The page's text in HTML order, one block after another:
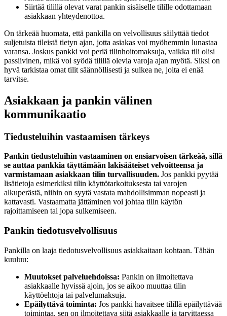
Siirtää tilillä olevat varat pankin sisäiselle tilille odottamaan
asiakkaan yhteydenottoa.
On tärkeää huomata, että pankilla on velvollisuus säilyttää tiedot
suljetuista tileistä tietyn ajan, jotta asiakas voi myöhemmin lunastaa
varansa. Joskus pankki voi periä tilinhoitomaksuja, vaikka tili olisi
passiivinen, mikä voi syödä tilillä olevia varoja ajan myötä. Siksi on
hyvä tarkistaa omat tilit säännöllisesti ja sulkea ne, joita ei enää
tarvitse.
Asiakkaan ja pankin välinen
kommunikaatio
Tiedusteluihin vastaamisen tärkeys
Pankin tiedusteluihin vastaaminen on ensiarvoisen tärkeää, sillä
se auttaa pankkia täyttämään lakisääteiset velvoitteensa ja
varmistamaan asiakkaan tilin turvallisuuden. Jos pankki pyytää
lisätietoja esimerkiksi tilin käyttötarkoituksesta tai varojen
alkuperästä, niihin on syytä vastata mahdollisimman nopeasti ja
kattavasti. Vastaamatta jättäminen voi johtaa tilin käytön
rajoittamiseen tai jopa sulkemiseen.
Pankin tiedotusvelvollisuus
Pankilla on laaja tiedotusvelvollisuus asiakkaitaan kohtaan. Tähän
kuuluu:
Muutokset palveluehdoissa: Pankin on ilmoitettava
asiakkaalle hyvissä ajoin, jos se aikoo muuttaa tilin
käyttöehtoja tai palvelumaksuja.
Epäilyttävä toiminta: Jos pankki havaitsee tilillä epäilyttävää
toimintaa, sen on ilmoitettava siitä asiakkaalle ja tarvittaessa